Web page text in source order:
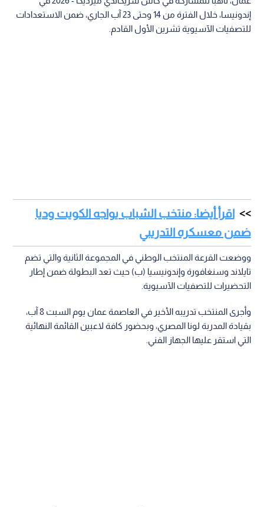
إندونيسا، خلال الفترة من 14 وحتى 23 آب الجاري، ضمن الاستعدادات
للتصفيات الآسيوية تشرين الأول القادم.
اقرأ أيضا: منتخب الشباب يواجه الكويت وديا
ضمن معسكره التدريبي
ووضعت القرعة المنتخب الوطني في المجموعة الثانية والتي تضم
تايلاند وسنغافورة وإندونيسيا (ب) حيث تعد البطولة ضمن إطار
التحضيرات للتصفيات الآسيوية.
‏‎‏‎وأجرى المنتخب تدريبه الأخير في العاصمة عمان يوم السبت 8 آب،
بقيادة المدربة لونا المصري، وبحضور كافة لاعبين القائمة النهائية
التي استقر عليها الجهاز الفني.